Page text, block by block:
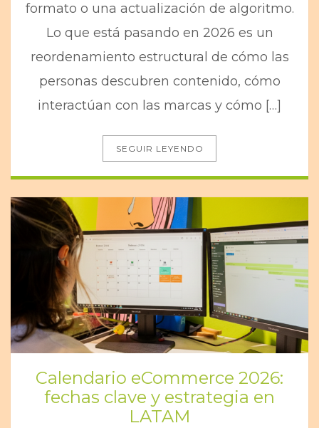
formato o una actualización de algoritmo.
Lo que está pasando en 2026 es un
reordenamiento estructural de cómo las
personas descubren contenido, cómo
interactúan con las marcas y cómo […]
SEGUIR LEYENDO
Calendario eCommerce 2026:
fechas clave y estrategia en
LATAM